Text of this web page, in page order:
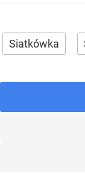
Siatkówka